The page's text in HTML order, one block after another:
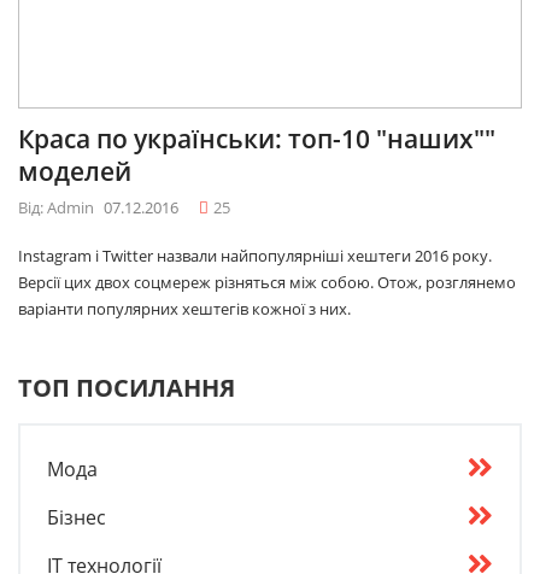
Краса по українськи: топ-10 "наших""
моделей
Від: Admin 07.12.2016 25
Instagram і Twitter назвали найпопулярніші хештеги 2016 року.
Версії цих двох соцмереж різняться між собою. Отож, розглянемо
варіанти популярних хештегів кожної з них.
ТОП ПОСИЛАННЯ
Мода
Бізнес
IT технології